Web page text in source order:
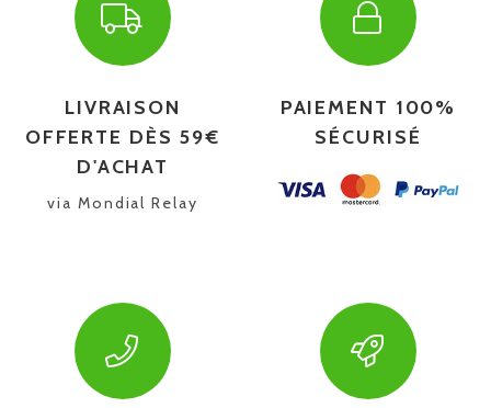
LIVRAISON
OFFERTE DÈS 59€
D'ACHAT
via Mondial Relay
PAIEMENT 100%
SÉCURISÉ